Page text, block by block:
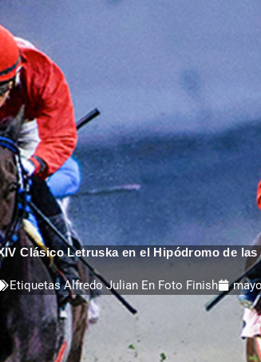
Clásico Letruska en el Hipódromo de las
Etiquetas Alfredo Julian En Foto Finish